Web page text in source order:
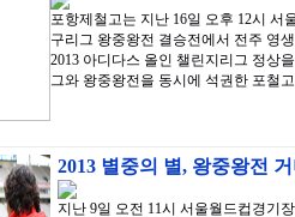
포항제철고는 지난 16일 오후 12시 서
구리그 왕중왕전 결승전에서 전주 영
2013 아디다스 올인 챌린지리그 정상
그와 왕중왕전을 동시에 석권한 포철
2013 별중의 별, 왕중왕전
지난 9일 오전 11시 서울월드컵경기